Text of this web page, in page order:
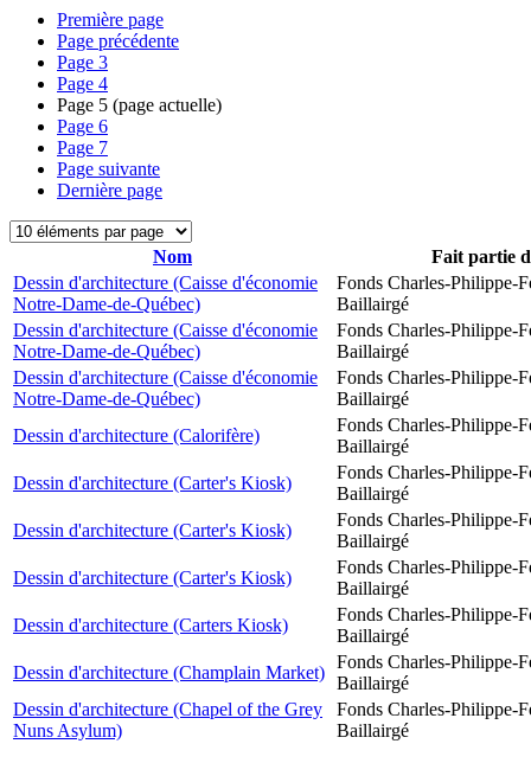
Première page
Page précédente
Page 3
Page 4
Page 5 (page actuelle)
Page 6
Page 7
Page suivante
Dernière page
Nom
Fait partie
Dessin d'architecture (Caisse d'économie
Notre-Dame-de-Québec)
Fonds Charles-Philippe-
Baillairgé
Dessin d'architecture (Caisse d'économie
Notre-Dame-de-Québec)
Fonds Charles-Philippe-
Baillairgé
Dessin d'architecture (Caisse d'économie
Notre-Dame-de-Québec)
Fonds Charles-Philippe-
Baillairgé
Dessin d'architecture (Calorifère)
Fonds Charles-Philippe-
Baillairgé
Dessin d'architecture (Carter's Kiosk)
Fonds Charles-Philippe-
Baillairgé
Dessin d'architecture (Carter's Kiosk)
Fonds Charles-Philippe-
Baillairgé
Dessin d'architecture (Carter's Kiosk)
Fonds Charles-Philippe-
Baillairgé
Dessin d'architecture (Carters Kiosk)
Fonds Charles-Philippe-
Baillairgé
Dessin d'architecture (Champlain Market)
Fonds Charles-Philippe-
Baillairgé
Dessin d'architecture (Chapel of the Grey
Nuns Asylum)
Fonds Charles-Philippe-
Baillairgé